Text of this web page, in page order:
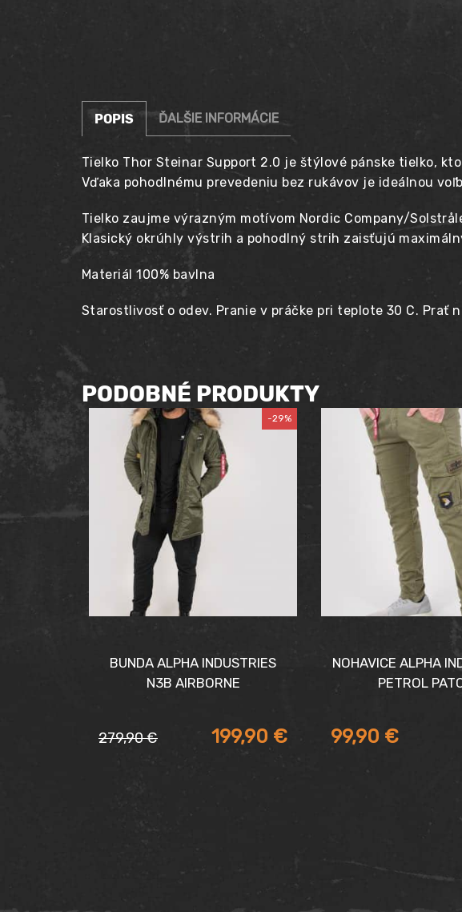
POPIS ĎALŠIE INFORMÁCIE
Tielko Thor Steinar Support 2.0 je štýlové pánske tielko,
Vďaka pohodlnému prevedeniu bez rukávov je ideálnou
Tielko zaujme výrazným motívom Nordic Company/
Klasický okrúhly výstrih a pohodlný strih zaisťujú
Materiál 100% bavlna
Starostlivosť o odev. Pranie v práčke pri teplote 30 C. Prať
PODOBNÉ PRODUKTY
-29%
BUNDA ALPHA INDUSTRIES
N3B AIRBORNE
279,90€
Pôvodná
199,90 €
Aktuálna
NOHAVICE ALPHA
PETROL
99,90 €